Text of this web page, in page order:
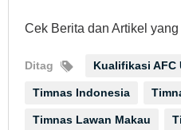
Cek Berita dan Artikel
Ditag Kualifikasi AFC
Timnas Indonesia
Timnas Lawan Makau